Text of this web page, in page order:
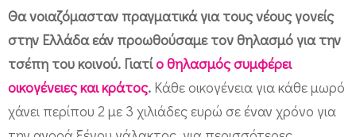
Θα νοιαζόμασταν πραγματικά για τους νέους γονείς
στην Ελλάδα εάν προωθούσαμε τον θηλασμό για την
τσέπη του κοινού. Γιατίο θηλασμός συμφέρει
οικογένειες και κράτος. Κάθε οικογένεια για κάθε μωρό
χάνει περίπου 2 με 3 χιλιάδες ευρώ σε έναν χρόνο για